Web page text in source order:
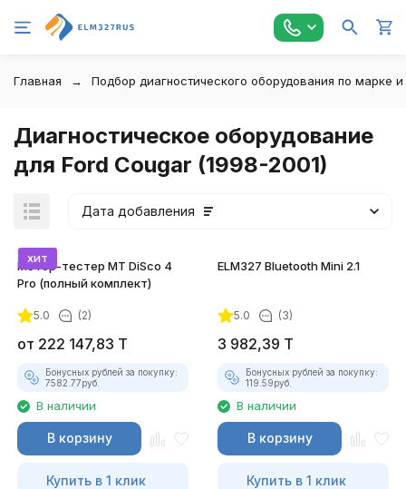
Главная Подбор диагностического оборудования по марке
Диагностическое оборудование
для Ford Cougar (1998-2001)
Дата добавления
хит
Мотор-тестер MT DiSco 4
Pro (полный комплект)
5.0 (2)
от 222 147,83 T
Бонусных рублей за покупку:
7582.77руб.
В наличии
В корзину
Купить в 1 клик
ELM327 Bluetooth Mini 2.1
5.0 (3)
3 982,39 T
Бонусных рублей за покупку:
119.59руб.
В наличии
В корзину
Купить в 1 клик